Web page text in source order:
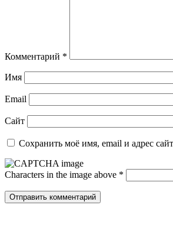
Комментарий *
Имя
Email
Сайт
Сохранить моё имя, email и адрес
Characters in the image above *